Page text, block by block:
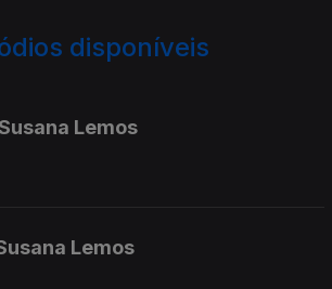
disponíveis
Lemos
Lemos